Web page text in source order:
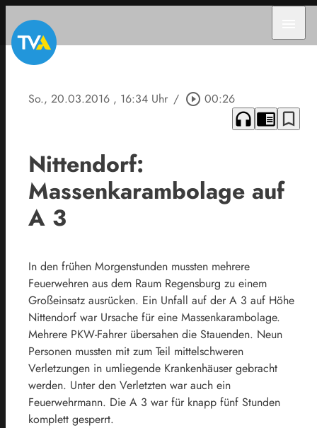
So., 20.03.2016 , 16:34 Uhr / play_circle_outline 00:26
headphones chrome_reader_mode bookmark_border
Nittendorf:
Massenkarambolage auf
A 3
In den frühen Morgenstunden mussten mehrere
Feuerwehren aus dem Raum Regensburg zu einem
Großeinsatz ausrücken. Ein Unfall auf der A 3 auf Höhe
Nittendorf war Ursache für eine Massenkarambolage.
Mehrere PKW-Fahrer übersahen die Stauenden. Neun
Personen mussten mit zum Teil mittelschweren
Verletzungen in umliegende Krankenhäuser gebracht
werden. Unter den Verletzten war auch ein
Feuerwehrmann. Die A 3 war für knapp fünf Stunden
komplett gesperrt.